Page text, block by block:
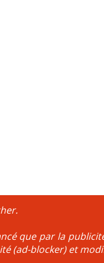
que par la
(ad-blocker) et